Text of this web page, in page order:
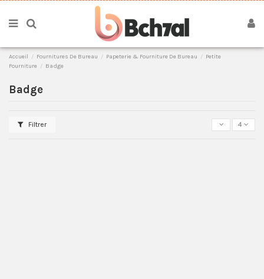
Accueil Fournitures De Bureau Papeterie & Fourniture De Bureau
Petite
Fourniture
Badge
Badge
Filtrer 4